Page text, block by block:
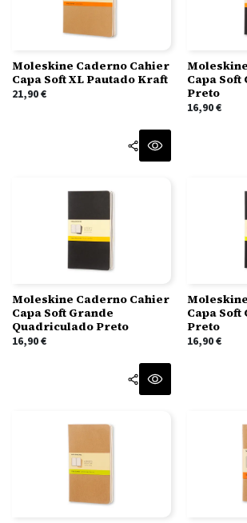
Moleskine Caderno Cahier
Capa Soft XL Pautado Kraft
21,90€
Capa
Preto
16,90€
Moleskine Caderno Cahier
Capa Soft Grande
Quadriculado Preto
16,90€
Capa
Preto
16,90€